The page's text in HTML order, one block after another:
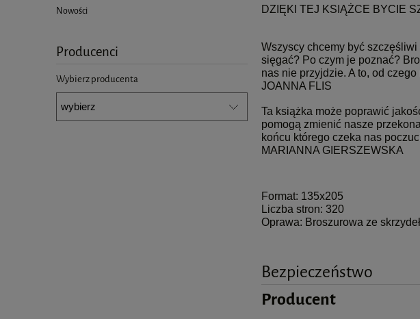
Nowości
Producenci
Wybierz producenta
DZIĘKI TEJ KSIĄŻCE BYCIE
Wszyscy chcemy być
sięgać? Po czym je poznać?
nas nie przyjdzie. A to, od
JOANNA FLIS
Ta książka może poprawić
pomogą zmienić nasze
końcu którego czeka nas
MARIANNA GIERSZEWSKA
Format: 135x205
Liczba stron: 320
Oprawa: Broszurowa ze
Bezpieczeństwo
Producent